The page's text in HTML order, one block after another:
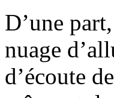
D’une
nuage
d’écoute